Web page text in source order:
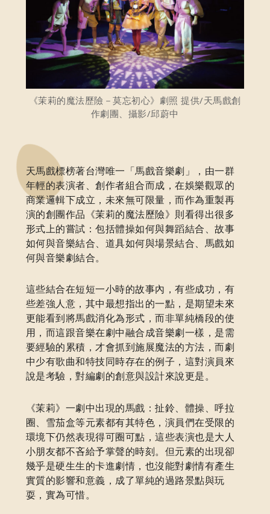
《茉莉的魔法歷險－莫忘初心》劇照 提供/天馬戲創
作劇團、攝影/邱蔚中
天馬戲標榜著台灣唯一「馬戲音樂劇」，由一群
年輕的表演者、創作者組合而成，在娛樂觀眾的
商業邏輯下成立，未來無可限量，而作為重製再
演的創團作品《茉莉的魔法歷險》則看得出很多
形式上的嘗試：包括體操如何與舞蹈結合、故事
如何與音樂結合、道具如何與場景結合、馬戲如
何與音樂劇結合。
這些結合在短短一小時的故事內，有些成功，有
些差強人意，其中最想指出的一點，是期望未來
更能看到將馬戲消化為形式，而非單純橋段的使
用，而這跟音樂在劇中融合成音樂劇一樣，是需
要經驗的累積，才會抓到施展魔法的方法，而劇
中少有歌曲和特技同時存在的例子，這對演員來
說是考驗，對編劇的創意與設計來說更是。
《茉莉》一劇中出現的馬戲：扯鈴、體操、呼拉
圈、雪茄盒等元素都有其特色，演員們在受限的
環境下仍然表現得可圈可點，這些表演也是大人
小朋友都不吝給予掌聲的時刻。但元素的出現卻
幾乎是硬生生的卡進劇情，也沒能對劇情有產生
實質的影響和意義，成了單純的過路景點與玩
耍，實為可惜。